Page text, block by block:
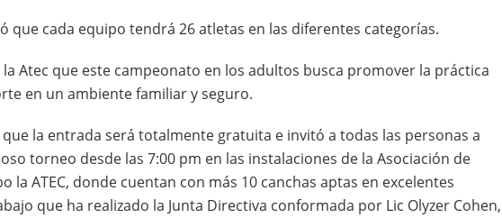
que cada equipo tendrá 26 atletas en las diferentes categorías.
Atec que este campeonato en los adultos busca promover la práctica
en un ambiente familiar y seguro.
la entrada será totalmente gratuita e invitó a todas las personas a
torneo desde las 7:00 pm en las instalaciones de la Asociación de
la ATEC, donde cuentan con más 10 canchas aptas en excelentes
que ha realizado la Junta Directiva conformada por Lic Olyzer Cohen,